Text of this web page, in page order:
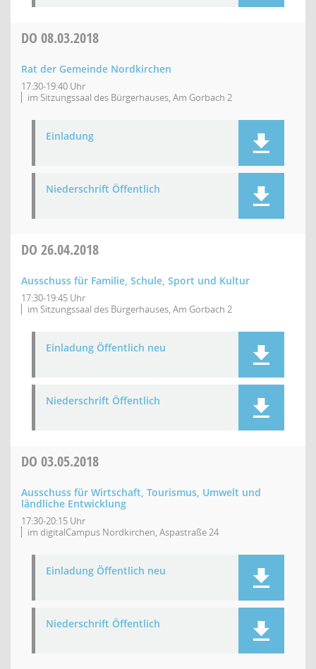
DO 08.03.2018
Rat der Gemeinde Nordkirchen
17:30-19:40 Uhr
im Sitzungssaal des Bürgerhauses, Am Gorbach 2
Einladung
Niederschrift Öffentlich
DO 26.04.2018
Ausschuss für Familie, Schule, Sport und Kultur
17:30-19:45 Uhr
im Sitzungssaal des Bürgerhauses, Am Gorbach 2
Einladung Öffentlich neu
Niederschrift Öffentlich
DO 03.05.2018
Ausschuss für Wirtschaft, Tourismus, Umwelt und
ländliche Entwicklung
17:30-20:15 Uhr
im digitalCampus Nordkirchen, Aspastraße 24
Einladung Öffentlich neu
Niederschrift Öffentlich